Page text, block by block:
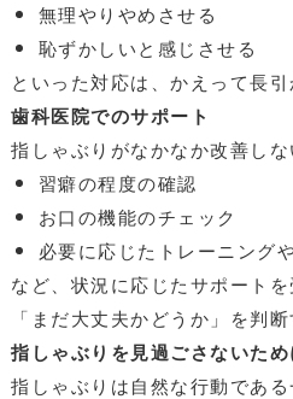
無理やりやめさせる
恥ずかしいと感じさせる
といった対応は、かえって長
歯科医院でのサポート
指しゃぶりがなかなか改善し
習癖の程度の確認
お口の機能のチェック
必要に応じたトレーニング
など、状況に応じたサポートを
「まだ大丈夫かどうか」を判
指しゃぶりを見過ごさないため
指しゃぶりは自然な行動であ